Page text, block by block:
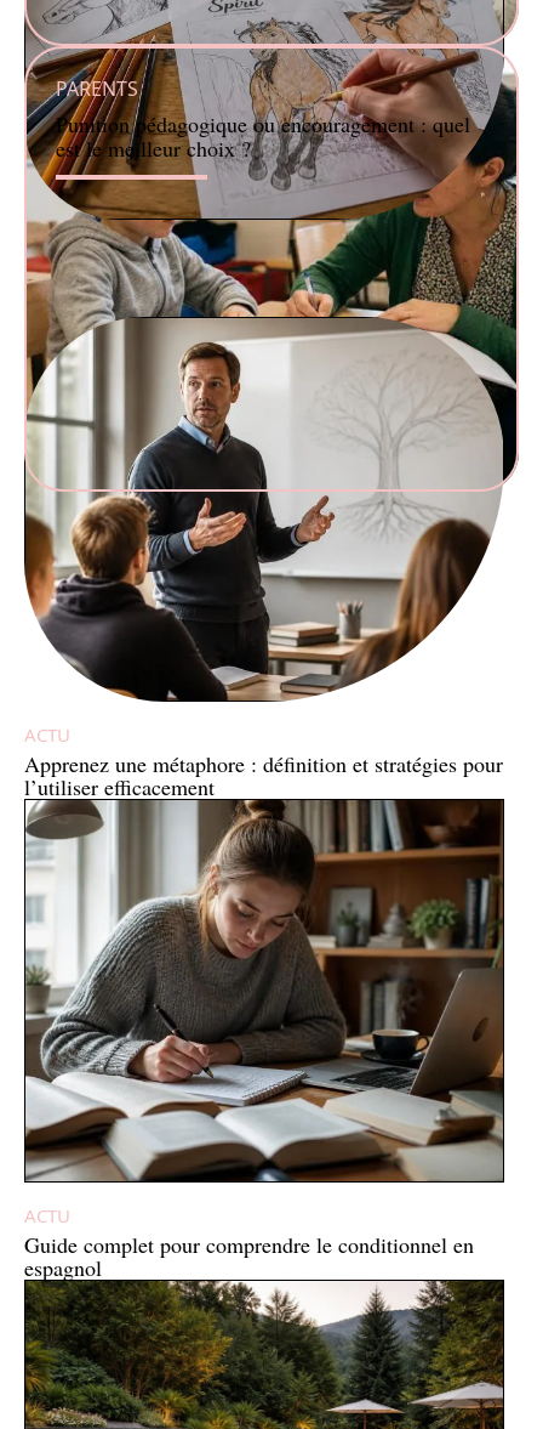
PARENTS
Punition pédagogique ou encouragement : quel
est le meilleur choix ?
ENFANT
Les meilleurs coloriages de Spirit à imprimer pour les
fans
ACTU
Apprenez une métaphore : définition et stratégies pour
l’utiliser efficacement
ACTU
Guide complet pour comprendre le conditionnel en
espagnol